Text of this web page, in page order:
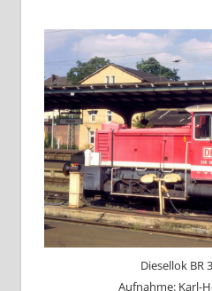
Diesellok BR
Aufnahme: Karl-